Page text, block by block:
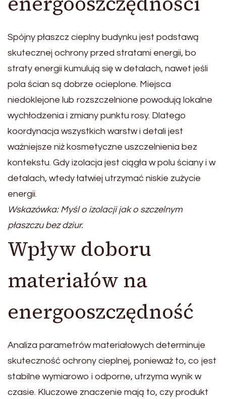
Spójny płaszcz cieplny budynku jest podstawą
skutecznej ochrony przed stratami energii, bo
straty energii kumulują się w detalach, nawet jeśli
pola ścian są dobrze ocieplone. Miejsca
niedoklejone lub rozszczelnione powodują lokalne
wychłodzenia i zmiany punktu rosy. Dlatego
koordynacja wszystkich warstw i detali jest
ważniejsze niż kosmetyczne uszczelnienia bez
kontekstu. Gdy izolacja jest ciągła w polu ściany i w
detalach, wtedy łatwiej utrzymać niskie zużycie
energii.
Wskazówka: Myśl o izolacji jak o szczelnym
płaszczu bez dziur.
Wpływ doboru
materiałów na
energooszczędność
Analiza parametrów materiałowych determinuje
skuteczność ochrony cieplnej, ponieważ to, co jest
stabilne wymiarowo i odporne, utrzyma wynik w
czasie. Kluczowe znaczenie mają to, czy produkt